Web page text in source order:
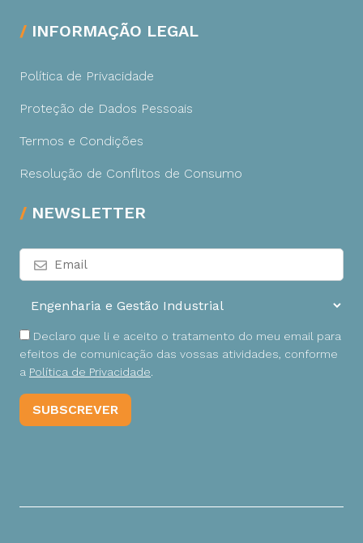
INFORMAÇÃO LEGAL
Política de Privacidade
Proteção de Dados Pessoais
Termos e Condições
Resolução de Conflitos de Consumo
NEWSLETTER
Declaro que li e aceito o tratamento do meu email para
efeitos de comunicação das vossas atividades, conforme
a Política de Privacidade